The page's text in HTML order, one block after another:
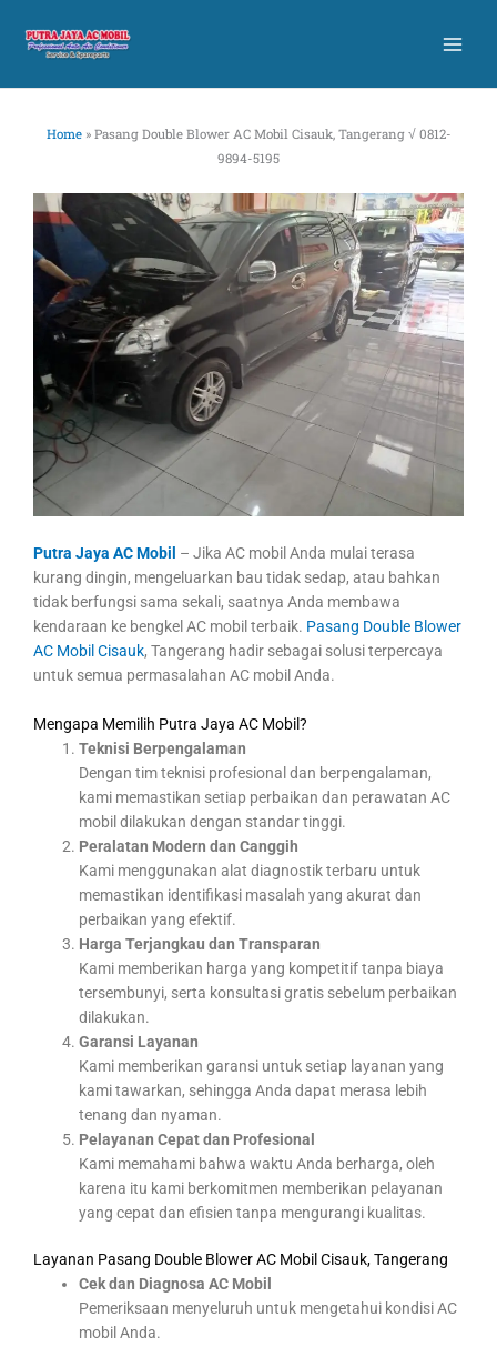
content
Home» Pasang Double Blower AC Mobil Cisauk, Tangerang √ 0812-
9894-5195
Putra Jaya AC Mobil – Jika AC mobil Anda mulai terasa
kurang dingin, mengeluarkan bau tidak sedap, atau bahkan
tidak berfungsi sama sekali, saatnya Anda membawa
kendaraan ke bengkel AC mobil terbaik. Pasang Double Blower
AC Mobil Cisauk, Tangerang hadir sebagai solusi terpercaya
untuk semua permasalahan AC mobil Anda.
Mengapa Memilih Putra Jaya AC Mobil?
Teknisi Berpengalaman
Dengan tim teknisi profesional dan berpengalaman,
kami memastikan setiap perbaikan dan perawatan AC
mobil dilakukan dengan standar tinggi.
Peralatan Modern dan Canggih
Kami menggunakan alat diagnostik terbaru untuk
memastikan identifikasi masalah yang akurat dan
perbaikan yang efektif.
Harga Terjangkau dan Transparan
Kami memberikan harga yang kompetitif tanpa biaya
tersembunyi, serta konsultasi gratis sebelum perbaikan
dilakukan.
Garansi Layanan
Kami memberikan garansi untuk setiap layanan yang
kami tawarkan, sehingga Anda dapat merasa lebih
tenang dan nyaman.
Pelayanan Cepat dan Profesional
Kami memahami bahwa waktu Anda berharga, oleh
karena itu kami berkomitmen memberikan pelayanan
yang cepat dan efisien tanpa mengurangi kualitas.
Layanan Pasang Double Blower AC Mobil Cisauk, Tangerang
Cek dan Diagnosa AC Mobil
Pemeriksaan menyeluruh untuk mengetahui kondisi AC
mobil Anda.